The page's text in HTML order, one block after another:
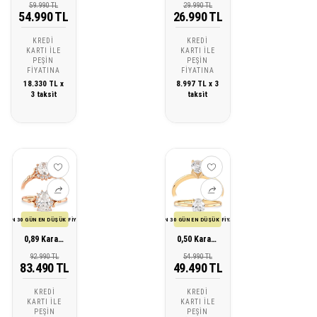
59.990 TL
54.990 TL
KREDI
KARTI ILE
PEŞIN
FIYATINA
18.330 TL x
3 taksit
29.990 TL
26.990 TL
KREDI
KARTI ILE
PEŞIN
FIYATINA
8.997 TL x 3
taksit
SON 30 GÜN EN DÜŞÜK FİYATI
0,89 Karat Oval Vintage Tektaş Pırlanta Yüzük
92.990 TL
83.490 TL
KREDI
KARTI ILE
PEŞIN
SON 30 GÜN EN DÜŞÜK FİYATI
0,50 Karat Oval Tektaş Pırlanta Yüzük
54.990 TL
49.490 TL
KREDI
KARTI ILE
PEŞIN